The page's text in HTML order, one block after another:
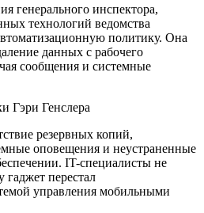
генерального инспектора,
технологий ведомства
политику. Она
данных с рабочего
сообщения и системные
резервных копий,
оповещения и неустраненные
IT-специалисты не
гаджет перестал
управления мобильными